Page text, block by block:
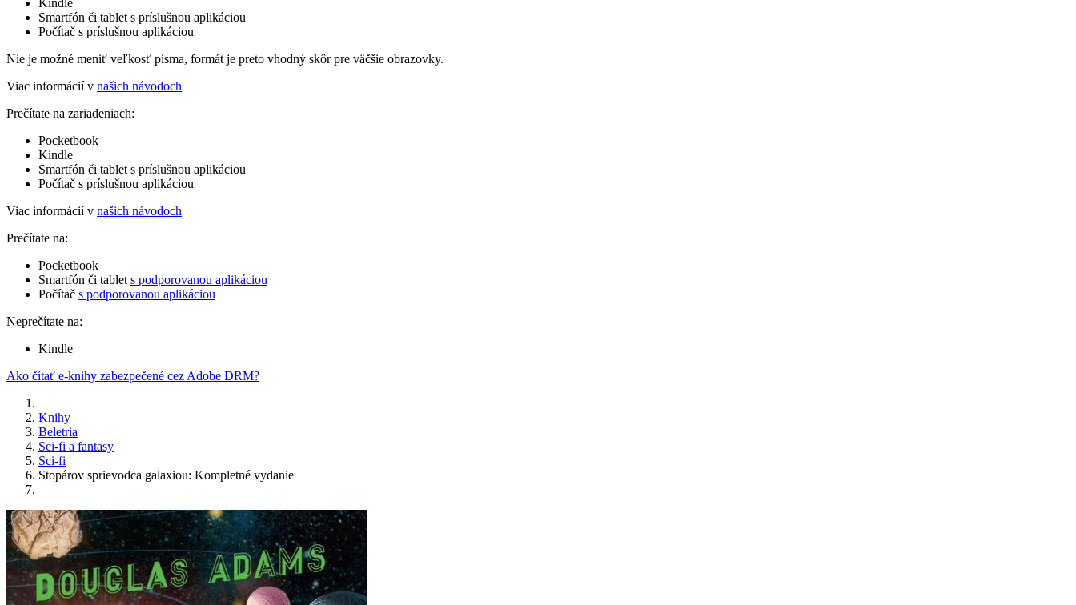
Kindle
Smartfón či tablet s príslušnou aplikáciou
Počítač s príslušnou aplikáciou
Nie je možné meniť veľkosť písma, formát je preto vhodný skôr pre väčšie obrazovky.
Viac informácií v našich návodoch
Prečítate na zariadeniach:
Pocketbook
Kindle
Smartfón či tablet s príslušnou aplikáciou
Počítač s príslušnou aplikáciou
Viac informácií v našich návodoch
Prečítate na:
Pocketbook
Smartfón či tablet s podporovanou aplikáciou
Počítač s podporovanou aplikáciou
Neprečítate na:
Kindle
Ako čítať e-knihy zabezpečené cez Adobe DRM?
Knihy
Beletria
Sci-fi a fantasy
Sci-fi
Stopárov sprievodca galaxiou: Kompletné vydanie